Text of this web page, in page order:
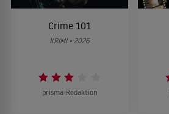
Crime 101
KRIMI • 2026
prisma-Redaktion